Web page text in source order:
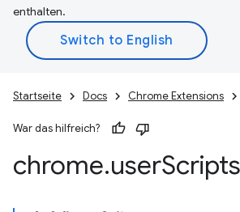
enthalten.
Startseite Docs Chrome Extensions
War das hilfreich?
chrome.userScripts